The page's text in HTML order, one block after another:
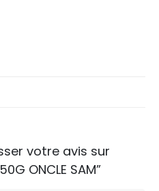
votre avis sur
ONCLE SAM”